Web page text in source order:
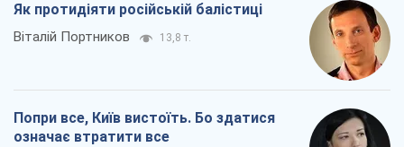
Як протидіяти російській балістиці
Віталій Портников 13,8 т.
Попри все, Київ вистоїть. Бо здатися
означає втратити все